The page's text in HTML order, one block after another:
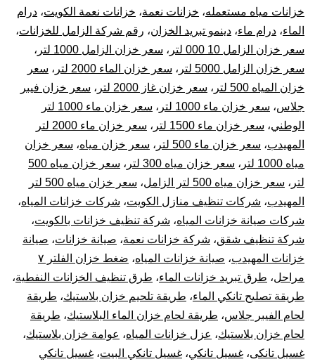
خزانات مياه مستعمله، خزانات نعمة، خزانات نعمة الكويت، درام
الماء، درام ماء، دينمو تبريد الخزان، رقم شركة الزامل للخزانات،
سعر خزان الزامل 10 000 لتر
، سعر خزان الزامل 1000 لتر
،
سعر خزان الزامل 5000 لتر
، سعر خزان الماء 2000 لتر ، سعر
خزان المياه 500 لتر
، سعر خزان غاز 2000 لتر ، سعر خزان فيبر
جلاس، سعر خزان ماء 1000 لتر ،
سعر خزان ماء 1000 لتر
الوطني، سعر خزان ماء 1500 لتر ،
سعر خزان ماء 2000 لتر
المهيدب، سعر خزان ماء 500 لتر ، سعر خزان مياه، سعر خزان
مياه 1000 لتر
، سعر خزان مياه 300 لتر ،
سعر خزان مياه 500
لتر ، سعر خزان مياه 500 لتر الزامل ،
سعر خزان مياه 500 لتر
المهيدب، شركات تنظيف منازل الكويت، شركات خزانات المياه،
شركات صيانة خزانات المياه، شركة تنظيف خزانات بالكويت،
شركة تنظيف شقق، شركة خزانات نعمة، صيانة خزانات، صيانة
خزانات المهيدب، صيانة خزانات المياه،
ضغط خزان الفلتر ٧
مراحل، طرق تبريد خزانات الماء، طرق تنظيف الخزانات النفطية،
طريقة تصليح تانكي الماء، طريقة تلحيم خزان بلاستيك، طريقة
لحام الفيبر جلاس، طريقة لحام خزان الماء البلاستيك، طريقة
لحام خزان بلاستيك، عزل خزانات المياه، عوامة خزان بلاستيك،
غسيل تانكى، غسيل تانكي، غسيل تانكي البيت، غسيل تانكي